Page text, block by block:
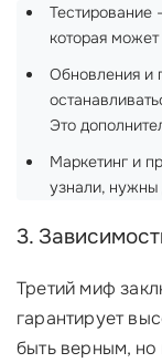
Тестирование
которая
Обновления и
Это
Маркетинг и
узнали, нужны
3.
Третий миф
гарантирует
быть верным,